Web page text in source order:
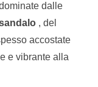
dalle
, del
accostate
e vibrante alla